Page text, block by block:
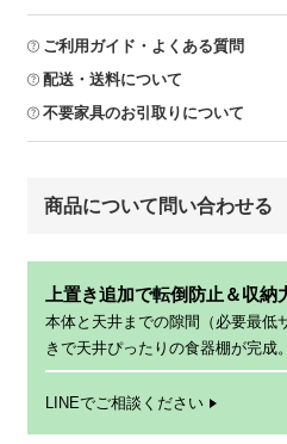
ご利用ガイド・よくある質問
配送・送料について
不要家具のお引取りについて
商品について問い合わせる
上置き追加で転倒防止＆収納
本体と天井までの隙間（必要最低
きで天井ぴったりの食器棚が完成。
LINEでご相談ください